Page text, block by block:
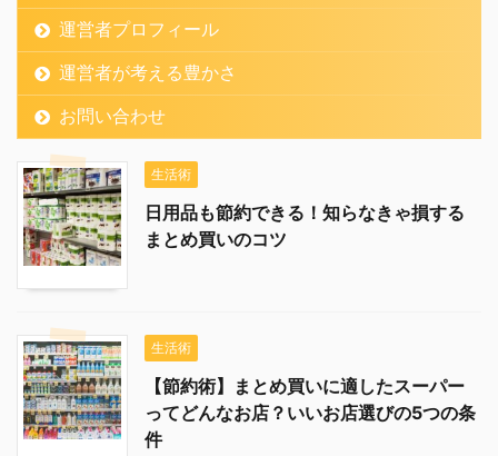
運営者プロフィール
運営者が考える豊かさ
お問い合わせ
生活術
日用品も節約できる！知らなきゃ損する
まとめ買いのコツ
生活術
【節約術】まとめ買いに適したスーパー
ってどんなお店？いいお店選びの5つの条
件